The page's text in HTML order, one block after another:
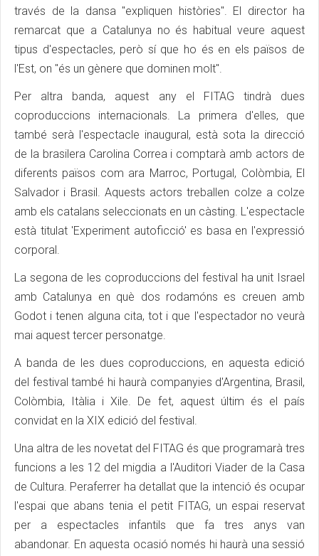
través de la dansa "expliquen històries". El director ha
remarcat que a Catalunya no és habitual veure aquest
tipus d'espectacles, però sí que ho és en els països de
l'Est, on "és un gènere que dominen molt".
Per altra banda, aquest any el FITAG tindrà dues
coproduccions internacionals. La primera d'elles, que
també serà l'espectacle inaugural, està sota la direcció
de la brasilera Carolina Correa i comptarà amb actors de
diferents països com ara Marroc, Portugal, Colòmbia, El
Salvador i Brasil. Aquests actors treballen colze a colze
amb els catalans seleccionats en un càsting. L'espectacle
està titulat 'Experiment autoficció' es basa en l'expressió
corporal.
La segona de les coproduccions del festival ha unit Israel
amb Catalunya en què dos rodamóns es creuen amb
Godot i tenen alguna cita, tot i que l'espectador no veurà
mai aquest tercer personatge.
A banda de les dues coproduccions, en aquesta edició
del festival també hi haurà companyies d'Argentina, Brasil,
Colòmbia, Itàlia i Xile. De fet, aquest últim és el país
convidat en la XIX edició del festival.
Una altra de les novetat del FITAG és que programarà tres
funcions a les 12 del migdia a l'Auditori Viader de la Casa
de Cultura. Peraferrer ha detallat que la intenció és ocupar
l'espai que abans tenia el petit FITAG, un espai reservat
per a espectacles infantils que fa tres anys van
abandonar. En aquesta ocasió només hi haurà una sessió